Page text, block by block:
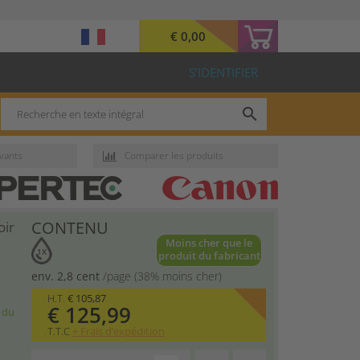
€ 0,00
S’IDENTIFIER
search
Comparer les produits
Moins cher que le
produit du fabricant
CONTENU
1X
env. 2,8 cent/page (38% moins cher)
H.T. € 105,87
€ 125,99
T.T.C + Frais d’expédition